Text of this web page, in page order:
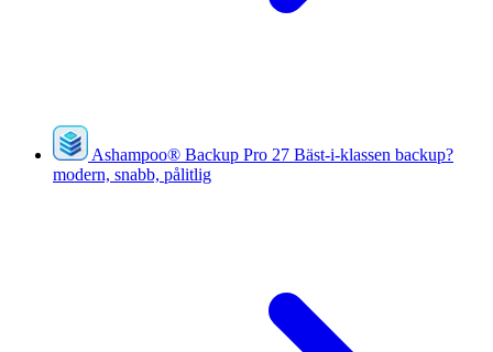
Ashampoo® Backup Pro 27 Bäst-i-klassen backup?
modern, snabb, pålitlig